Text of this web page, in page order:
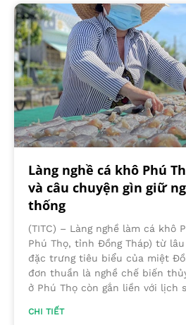
Làng nghề cá khô Phú
và câu chuyện gìn giữ
thống
(TITC) – Làng nghề làm cá khô
Phú Thọ, tỉnh Đồng Tháp) từ
đặc trưng tiêu biểu của miệt
đơn thuần là nghề chế biến
ở Phú Thọ còn gắn liền với lịch
CHI TIẾT